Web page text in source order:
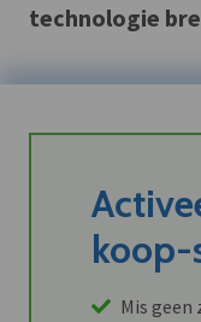
technologie
koop-
Mis